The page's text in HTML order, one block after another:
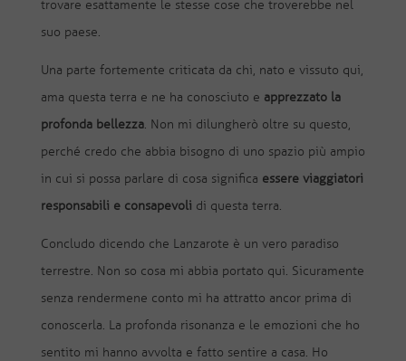
trovare esattamente le stesse cose che troverebbe nel
suo paese.
Una parte fortemente criticata da chi, nato e vissuto qui,
ama questa terra e ne ha conosciuto e apprezzato la
profonda bellezza. Non mi dilungherò oltre su questo,
perché credo che abbia bisogno di uno spazio più ampio
in cui si possa parlare di cosa significa essere viaggiatori
responsabili e consapevoli di questa terra.
Concludo dicendo che Lanzarote è un vero paradiso
terrestre. Non so cosa mi abbia portato qui. Sicuramente
senza rendermene conto mi ha attratto ancor prima di
conoscerla. La profonda risonanza e le emozioni che ho
sentito mi hanno avvolta e fatto sentire a casa. Ho